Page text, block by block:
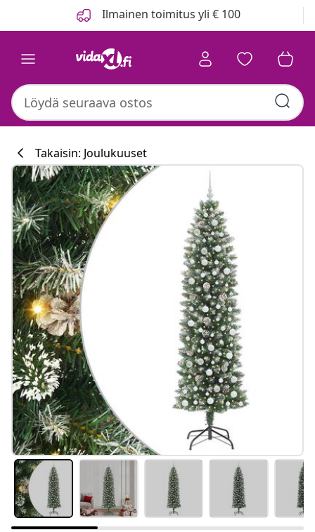
Ilmainen toimitus yli € 100
#sharemevidaxl
Takaisin: Joulukuuset